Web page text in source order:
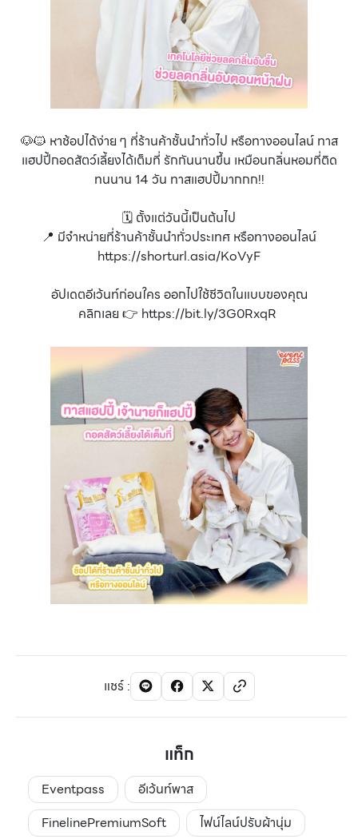
🐶🐱 หาช้อปได้ง่าย ๆ ที่ร้านค้าชั้นนำทั่วไป หรือทางออนไลน์ ทาส
แฮปปี้กอดสัตว์เลี้ยงได้เต็มที่ รักกันนานขึ้น เหมือนกลิ่นหอมที่ติด
ทนนาน 14 วัน ทาสแฮปปี้มากกก!!
🗓️ ตั้งแต่วันนี้เป็นต้นไป
📍 มีจำหน่ายที่ร้านค้าชั้นนำทั่วประเทศ หรือทางออนไลน์
https://shorturl.asia/KoVyF
อัปเดตอีเว้นท์ก่อนใคร ออกไปใช้ชีวิตในแบบของคุณ
คลิกเลย 👉 https://bit.ly/3G0RxqR
แชร์:
แท็ก
Eventpass
อีเว้นท์พาส
FinelinePremiumSoft
ไฟน์ไลน์ปรับผ้านุ่ม